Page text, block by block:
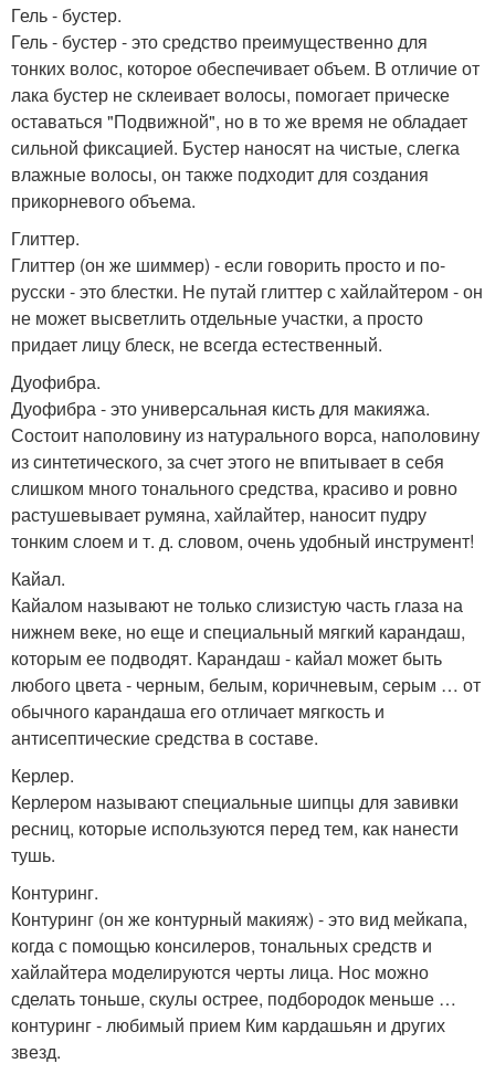
Гель - бустер.
Гель - бустер - это средство преимущественно для
тонких волос, которое обеспечивает объем. В отличие от
лака бустер не склеивает волосы, помогает прическе
оставаться "Подвижной", но в то же время не обладает
сильной фиксацией. Бустер наносят на чистые, слегка
влажные волосы, он также подходит для создания
прикорневого объема.
Глиттер.
Глиттер (он же шиммер) - если говорить просто и по-
русски - это блестки. Не путай глиттер с хайлайтером - он
не может высветлить отдельные участки, а просто
придает лицу блеск, не всегда естественный.
Дуофибра.
Дуофибра - это универсальная кисть для макияжа.
Состоит наполовину из натурального ворса, наполовину
из синтетического, за счет этого не впитывает в себя
слишком много тонального средства, красиво и ровно
растушевывает румяна, хайлайтер, наносит пудру
тонким слоем и т. д. словом, очень удобный инструмент!
Кайал.
Кайалом называют не только слизистую часть глаза на
нижнем веке, но еще и специальный мягкий карандаш,
которым ее подводят. Карандаш - кайал может быть
любого цвета - черным, белым, коричневым, серым … от
обычного карандаша его отличает мягкость и
антисептические средства в составе.
Керлер.
Керлером называют специальные шипцы для завивки
ресниц, которые используются перед тем, как нанести
тушь.
Контуринг.
Контуринг (он же контурный макияж) - это вид мейкапа,
когда с помощью консилеров, тональных средств и
хайлайтера моделируются черты лица. Нос можно
сделать тоньше, скулы острее, подбородок меньше …
контуринг - любимый прием Ким кардашьян и других
звезд.